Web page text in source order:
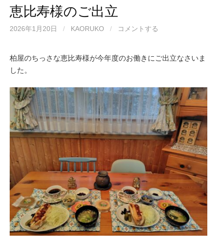
b
o
k
st a
恵比寿様のご出立
2026年1月20日 / KAORUKO / コメントする
柏屋のちっさな恵比寿様が今年度のお働きにご出立なさいま
した。